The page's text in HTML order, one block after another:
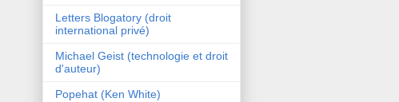
Letters Blogatory (droit
international privé)
Michael Geist (technologie et droit
d'auteur)
Popehat (Ken White)